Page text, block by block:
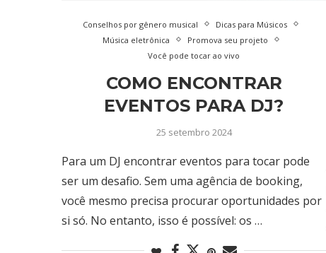
Conselhos por gênero musical
Dicas para Músicos
Música eletrônica
Promova seu projeto
Você pode tocar ao vivo
COMO ENCONTRAR
EVENTOS PARA DJ?
25 setembro 2024
Para um DJ encontrar eventos para tocar pode
ser um desafio. Sem uma agência de booking,
você mesmo precisa procurar oportunidades por
si só. No entanto, isso é possível: os …